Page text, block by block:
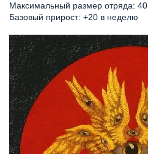
Максимальный размер отряда: 40
Базовый прирост: +20 в неделю